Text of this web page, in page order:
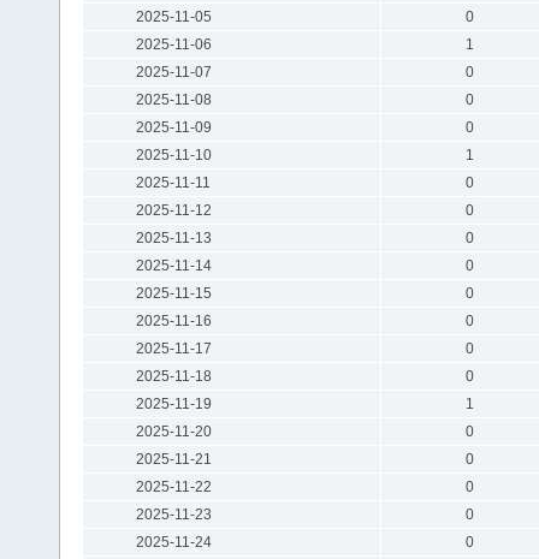
2025-11-05
0
2025-11-06
1
2025-11-07
0
2025-11-08
0
2025-11-09
0
2025-11-10
1
2025-11-11
0
2025-11-12
0
2025-11-13
0
2025-11-14
0
2025-11-15
0
2025-11-16
0
2025-11-17
0
2025-11-18
0
2025-11-19
1
2025-11-20
0
2025-11-21
0
2025-11-22
0
2025-11-23
0
2025-11-24
0